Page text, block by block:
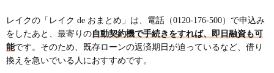
レイクの「レイク de おまとめ」は、電話（0120-176-500）で申込み
をしたあと、最寄りの自動契約機で手続きをすれば、即日融資も可
能です。そのため、既存ローンの返済期日が迫っているなど、借り
換えを急いでいる人におすすめです。